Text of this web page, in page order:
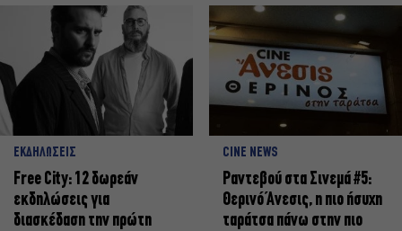
ΕΚΔΗΛΩΣΕΙΣ
Free City: 12 δωρεάν
εκδηλώσεις για
διασκέδαση την πρώτη
CINE NEWS
Ραντεβού στα Σινεμά #5:
Θερινό Άνεσις, η πιο ήσυχη
ταράτσα πάνω στην πιο